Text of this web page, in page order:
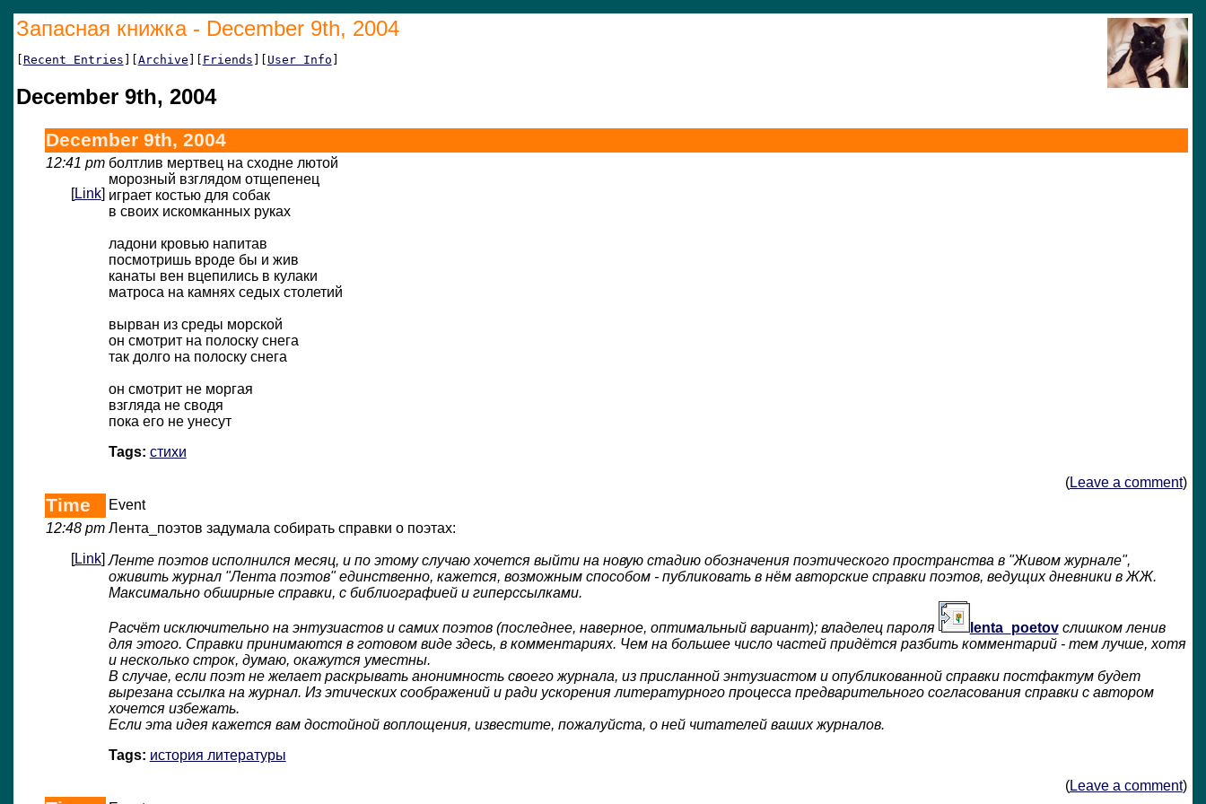
Запасная книжка - December 9th, 2004
[Recent Entries ][Archive ][ Friends ][ User Info ]
December 9th, 2004
December 9th, 2004
12:41 pm
Link]
болтлив мертвец на сходне лютой
морозный взглядом отщепенец
играет костью для собак
в своих искомканных руках
ладони кровью напитав
посмотришь вроде бы и жив
канаты вен вцепились в кулаки
матроса на камнях седых столетий
вырван из среды морской
он смотрит на полоску снега
так долго на полоску снега
он смотрит не моргая
взгляда не сводя
пока его не унесут
Tags: стихи
(Leave a comment)
Time
Event
12:48 pm
Link]
Лента_поэтов задумала собирать справки о поэтах:
Ленте поэтов исполнился месяц, и по этому случаю хочется выйти на новую стадию обозначения поэтического пространства в "Живом журнале",
оживить журнал "Лента поэтов" единственно, кажется, возможным способом - публиковать в нём авторские справки поэтов, ведущих дневники в ЖЖ.
Максимально обширные справки, с библиографией и гиперссылками.
Расчёт исключительно на энтузиастов и самих поэтов (последнее, наверное, оптимальный вариант); владелец пароля lenta_poetovслишком ленив
для этого. Справки принимаются в готовом виде здесь, в комментариях. Чем на большее число частей придётся разбить комментарий - тем лучше, хотя
и несколько строк, думаю, окажутся уместны.
В случае, если поэт не желает раскрывать анонимность своего журнала, из присланной энтузиастом и опубликованной справки постфактум будет
вырезана ссылка на журнал. Из этических соображений и ради ускорения литературного процесса предварительного согласования справки с автором
хочется избежать.
Если эта идея кажется вам достойной воплощения, известите, пожалуйста, о ней читателей ваших журналов.
Tags: история литературы
(Leave a comment)